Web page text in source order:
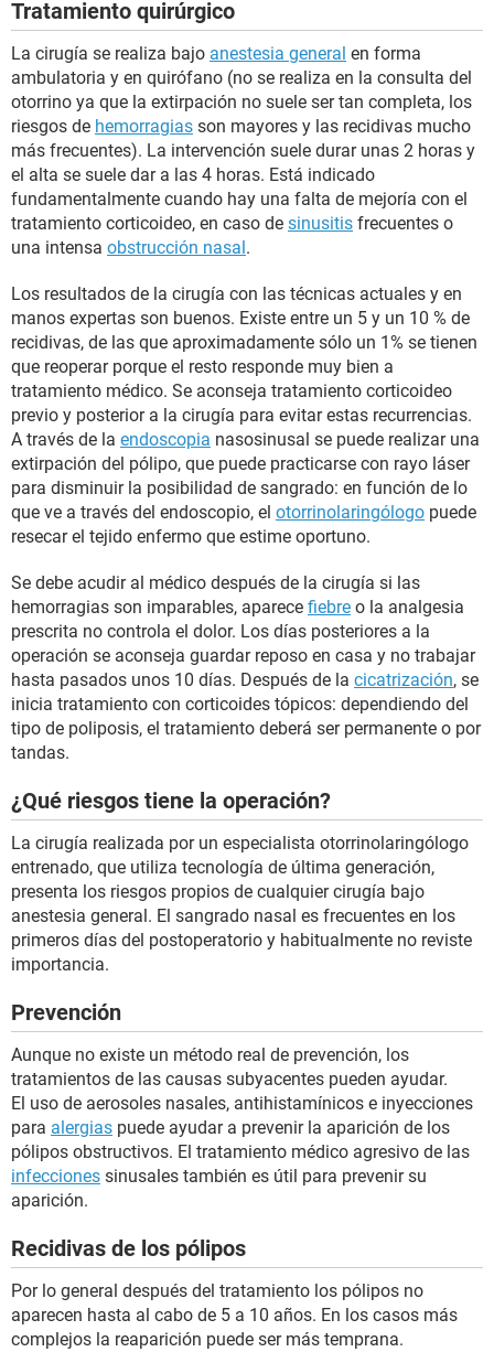
Tratamiento quirúrgico
La cirugía se realiza bajo anestesia general en forma
ambulatoria y en quirófano (no se realiza en la consulta del
otorrino ya que la extirpación no suele ser tan completa, los
riesgos de hemorragias son mayores y las recidivas mucho
más frecuentes). La intervención suele durar unas 2 horas y
el alta se suele dar a las 4 horas. Está indicado
fundamentalmente cuando hay una falta de mejoría con el
tratamiento corticoideo, en caso de sinusitis frecuentes o
una intensa obstrucción nasal .
Los resultados de la cirugía con las técnicas actuales y en
manos expertas son buenos. Existe entre un 5 y un 10 % de
recidivas, de las que aproximadamente sólo un 1% se tienen
que reoperar porque el resto responde muy bien a
tratamiento médico. Se aconseja tratamiento corticoideo
previo y posterior a la cirugía para evitar estas recurrencias.
A través de la endoscopia nasosinusal se puede realizar una
extirpación del pólipo, que puede practicarse con rayo láser
para disminuir la posibilidad de sangrado: en función de lo
que ve a través del endoscopio, el otorrinolaringólogo puede
resecar el tejido enfermo que estime oportuno.
Se debe acudir al médico después de la cirugía si las
hemorragias son imparables, aparece fiebre o la analgesia
prescrita no controla el dolor. Los días posteriores a la
operación se aconseja guardar reposo en casa y no trabajar
hasta pasados unos 10 días. Después de la cicatrización, se
inicia tratamiento con corticoides tópicos: dependiendo del
tipo de poliposis, el tratamiento deberá ser permanente o por
tandas.
¿Qué riesgos tiene la operación?
La cirugía realizada por un especialista otorrinolaringólogo
entrenado, que utiliza tecnología de última generación,
presenta los riesgos propios de cualquier cirugía bajo
anestesia general. El sangrado nasal es frecuentes en los
primeros días del postoperatorio y habitualmente no reviste
importancia.
Prevención
Aunque no existe un método real de prevención, los
tratamientos de las causas subyacentes pueden ayudar.
El uso de aerosoles nasales, antihistamínicos e inyecciones
para alergias puede ayudar a prevenir la aparición de los
pólipos obstructivos. El tratamiento médico agresivo de las
infecciones sinusales también es útil para prevenir su
aparición.
Recidivas de los pólipos
Por lo general después del tratamiento los pólipos no
aparecen hasta al cabo de 5 a 10 años. En los casos más
complejos la reaparición puede ser más temprana.